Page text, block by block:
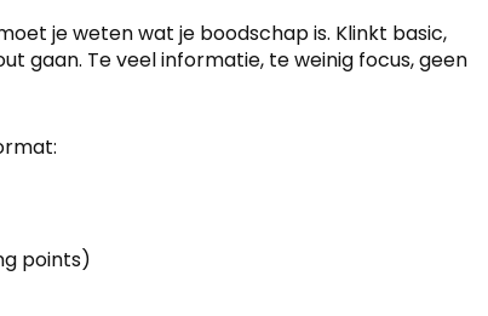
je weten wat je boodschap is. Klinkt basic,
gaan. Te veel informatie, te weinig focus, geen
points)